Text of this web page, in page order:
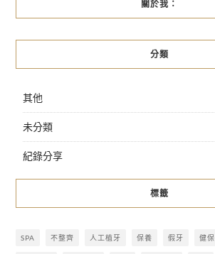
關於我：
分類
其他
未分類
紀錄分享
標籤
SPA 不整齊 人工植牙 保養 假牙 健保